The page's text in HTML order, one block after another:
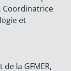
Coordinatrice
et
la GFMER,